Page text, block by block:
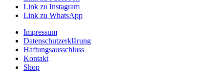
Link zu Instagram
Link zu WhatsApp
Impressum
Datenschutzerklärung
Haftungsausschluss
Kontakt
Shop